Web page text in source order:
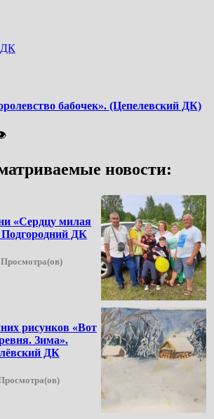
ДК
бабочек». (Цепелевский ДК)
новости:
«Сердцу милая
Подгородний ДК
рисунков «Вот
Зима».
ДК